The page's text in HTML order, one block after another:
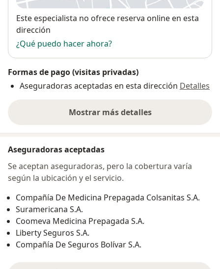
Disponibilidad
Este especialista no ofrece reserva online en esta
dirección
¿Qué puedo hacer ahora?
Formas de pago (visitas privadas)
Aseguradoras aceptadas en esta dirección Detalles
Mostrar más detalles
sobre la dirección
Aseguradoras aceptadas
Se aceptan aseguradoras, pero la cobertura varía
según la ubicación y el servicio.
Compañía De Medicina Prepagada Colsanitas S.A.
Suramericana S.A.
Coomeva Medicina Prepagada S.A.
Liberty Seguros S.A.
Compañía De Seguros Bolívar S.A.